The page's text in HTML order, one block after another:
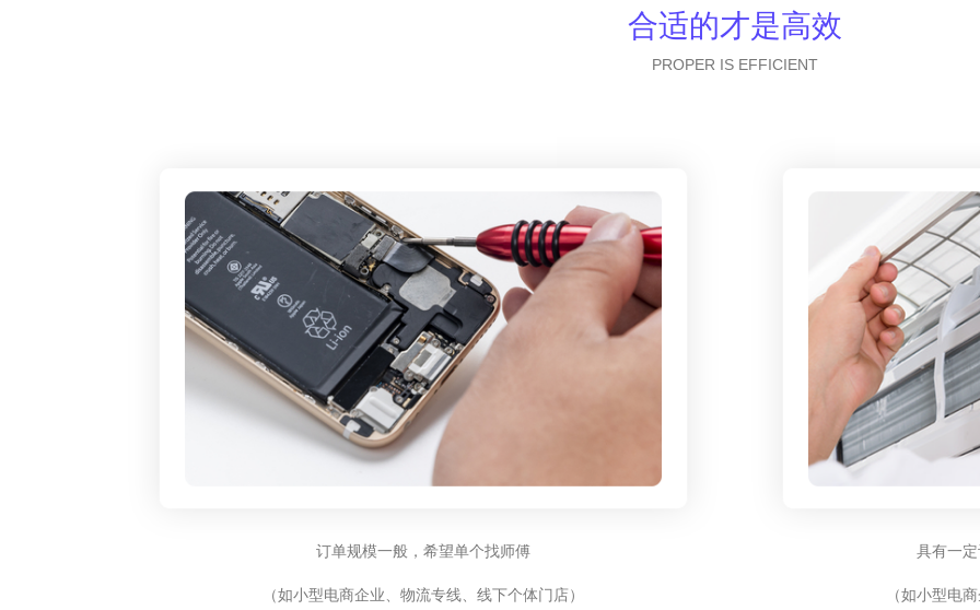
合适的才是高效
PROPER IS EFFICIENT
订单规模一般，希望单个找师傅
（如小型电商企业、物流专线、线下个体门店）
具有一
（如小型电